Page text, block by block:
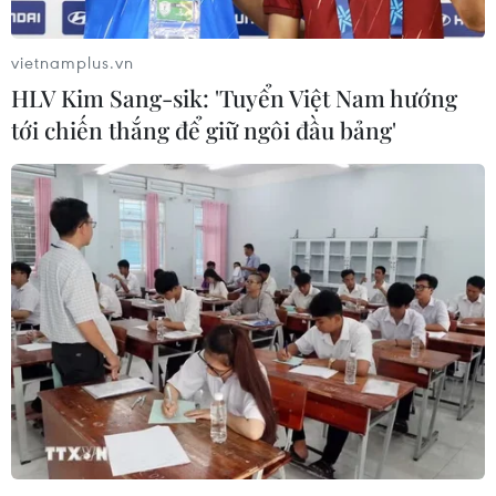
Những vụ xả súng đã làm thay đổi luật
kiểm soát súng đạn như thế nào?
27/03/2019 07:21
Không phải tất cả các nước đều thay đổi luật kiểm soát
súng đạn sau khi xảy ra các vụ xả súng, tuy nhiên, cũng
có tiền lệ đáng lưu ý là các thảm sát liên quan súng
đạn dẫn tới việc cải tổ luật pháp.
vietnamplus.vn
HLV Kim Sang-sik: 'Tuyển Việt Nam hướng
tới chiến thắng để giữ ngôi đầu bảng'